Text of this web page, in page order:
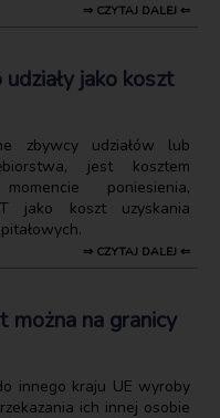
⇒ CZYTAJ DALEJ ⇐
jako koszt
zbywcy udziałów lub
jest kosztem
poniesienia,
jako koszt uzyskania
⇒ CZYTAJ DALEJ ⇐
można na granicy
innego kraju UE wyroby
ich innej osobie